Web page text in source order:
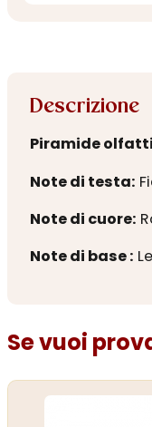
Descrizione
Piramide
Note di testa:
Note di cuore:
Note di base :
Se vuoi